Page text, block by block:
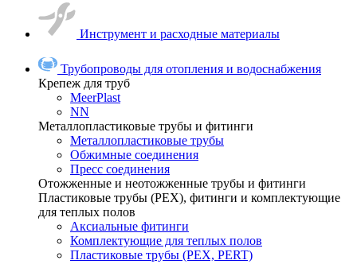
Инструмент и расходные материалы
Трубопроводы для отопления и водоснабжения
Крепеж для труб
MeerPlast
NN
Металлопластиковые трубы и фитинги
Металлопластиковые трубы
Обжимные соединения
Пресс соединения
Отожженные и неотожженные трубы и фитинги
Пластиковые трубы (РЕХ), фитинги и комплектующие
для теплых полов
Аксиальные фитинги
Комплектующие для теплых полов
Пластиковые трубы (РЕХ, PERT)